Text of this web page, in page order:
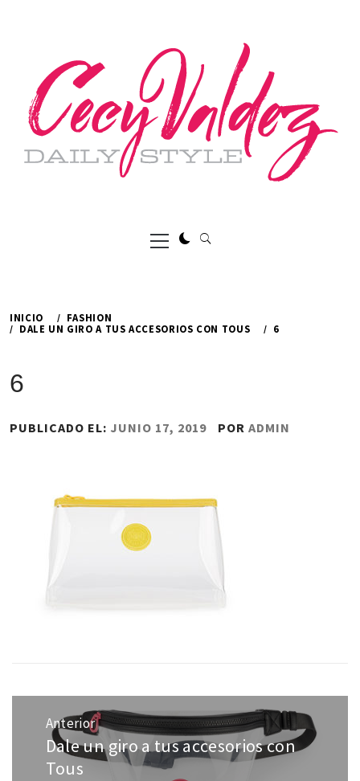
Menú
principal
INICIO
FASHION
DALE UN GIRO A TUS ACCESORIOS CON TOUS
6
6
PUBLICADO EL: JUNIO 17, 2019 POR ADMIN
Navegación
entradas
Anterior
Entrada
anterior:
Dale un giro a tus accesorios con
Tous